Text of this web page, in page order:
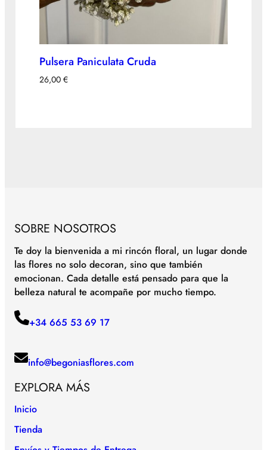
Pulsera Paniculata Cruda
26,00 €
SOBRE NOSOTROS
Te doy la bienvenida a mi rincón floral, un lugar donde
las flores no solo decoran, sino que también
emocionan. Cada detalle está pensado para que la
belleza natural te acompañe por mucho tiempo.
+34 665 53 69 17
info@begoniasflores.com
EXPLORA MÁS
Inicio
Tienda